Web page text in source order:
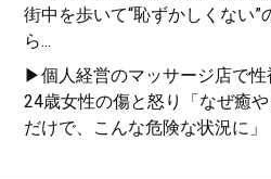
街中を歩いて“恥ずかしくない”
ら...
▶個人経営のマッサージ店で性
24歳女性の傷と怒り「なぜ癒
だけで、こんな危険な状況に」